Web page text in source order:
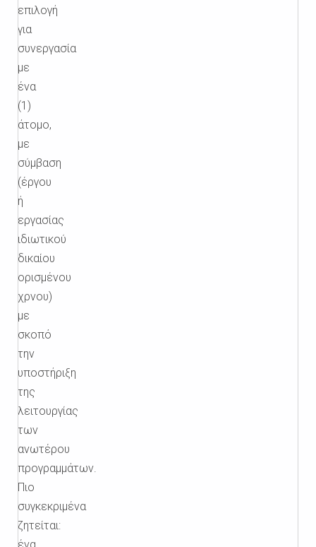
επιλογή
για
συνεργασία
με
ένα
(1)
άτομο,
με
σύμβαση
(έργου
ή
εργασίας
ιδιωτικού
δικαίου
ορισμένου
χρνου)
με
σκοπό
την
υποστήριξη
της
λειτουργίας
των
ανωτέρου
προγραμμάτων.
Πιο
συγκεκριμένα
ζητείται: